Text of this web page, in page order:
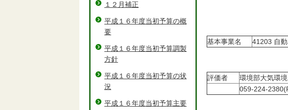
基本事業名 41203 自
評価者
環境部大気環
059-224-
１２月補正
平成１６年度当初予算の概
要
平成１６年度当初予算調製
方針
平成１６年度当初予算の状
況
平成１６年度当初予算主要